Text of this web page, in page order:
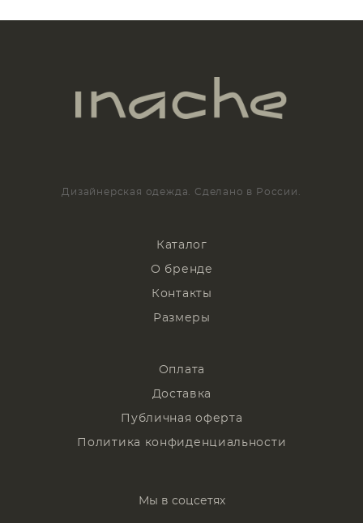
Дизайнерская одежда. Сделано в России.
Каталог
О бренде
Контакты
Размеры
Оплата
Доставка
Публичная оферта
Политика конфиденциальности
Мы в соцсетях